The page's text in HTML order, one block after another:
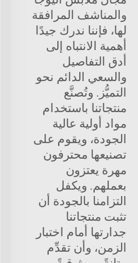
والمناشف المرافقة
لها، فإننا ندرك جيدًا
أهمية الانتباه إلى
أدق التفاصيل
والسعي الدائم نحو
التميُّز. وتُصنَّع
منتجاتنا باستخدام
مواد أولية عالية
الجودة، ويقوم على
تصنيعها محترفون
مهرة يعتزون
بعملهم. ويكفل
التزامنا بالجودة أن
تثبت منتجاتنا
جدارتها أمام اختبار
الزمن، وأن تقدِّم